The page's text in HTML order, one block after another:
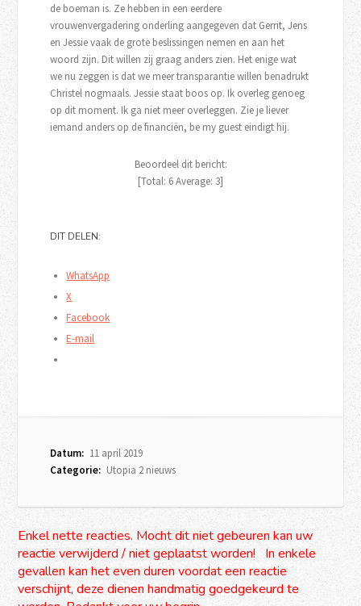
de boeman is. Ze hebben in een eerdere
vrouwenvergadering onderling aangegeven dat Gerrit, Jens
en Jessie vaak de grote beslissingen nemen en aan het
woord zijn. Dit willen zij graag anders zien. Het enige wat
we nu zeggen is dat we meer transparantie willen benadrukt
Christel nogmaals. Jessie staat boos op. Ik overleg genoeg
op dit moment. Ik ga niet meer overleggen. Zie je liever
iemand anders op de financiën, be my guest eindigt hij.
Beoordeel dit bericht:
[Total: 6Average: 3]
DIT DELEN:
WhatsApp
X
Facebook
E-mail
Datum: 11 april 2019
Categorie: Utopia 2 nieuws
Enkel nette reacties. Mocht dit niet gebeuren kan uw
reactie verwijderd / niet geplaatst worden! In enkele
gevallen kan het even duren voordat een reactie
verschijnt, deze dienen handmatig goedgekeurd te